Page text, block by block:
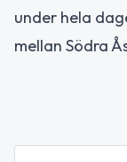
under hela
mellan Södra